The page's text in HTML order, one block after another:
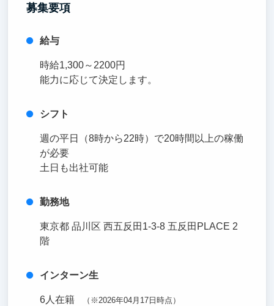
募集要項
給与
時給1,300～2200円
能力に応じて決定します。
シフト
週の平日（8時から22時）で20時間以上の稼働
が必要
土日も出社可能
勤務地
東京都 品川区 西五反田1-3-8 五反田PLACE 2
階
インターン生
6人在籍 （※2026年04月17日時点）